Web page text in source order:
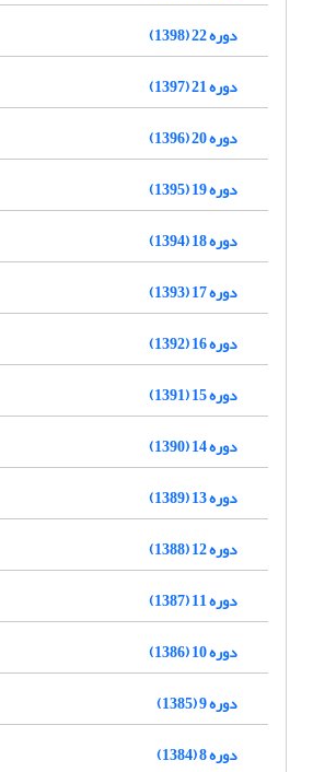
دوره 22 (1398)
دوره 21 (1397)
دوره 20 (1396)
دوره 19 (1395)
دوره 18 (1394)
دوره 17 (1393)
دوره 16 (1392)
دوره 15 (1391)
دوره 14 (1390)
دوره 13 (1389)
دوره 12 (1388)
دوره 11 (1387)
دوره 10 (1386)
دوره 9 (1385)
دوره 8 (1384)